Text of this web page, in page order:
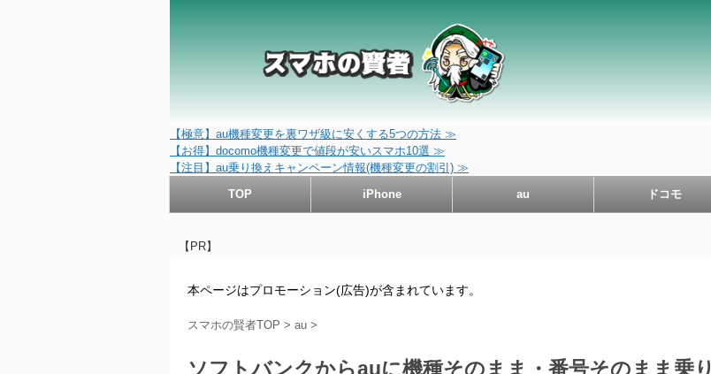
【極意】au機種変更を裏ワザ級に安くする5つの方法 ≫
【お得】docomo機種変更で値段が安いスマホ10選 ≫
【注目】au乗り換えキャンペーン情報(機種変更の割引) ≫
TOP
iPhone au ドコモ
【PR】
本ページはプロモーション(広告)が含まれています。
スマホの賢者TOP > au >
ソフトバンクからauに機種そのまま・番号そのまま乗り